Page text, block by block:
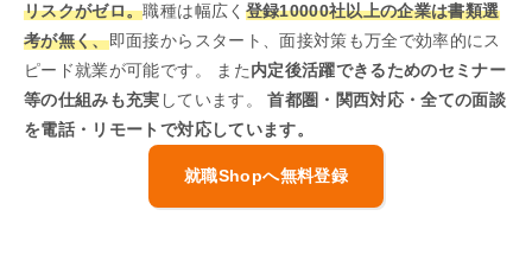
リスクがゼロ。職種は幅広く 登録10000社以上の企業は書類選
考が無く、即面接からスタート、面接対策も万全で効率的にス
ピード就業が可能です。 また内定後活躍できるためのセミナー
等の仕組みも充実 しています。首都圏・関西対応・全ての面談
を電話・リモートで対応しています。
就職Shopへ無料登録